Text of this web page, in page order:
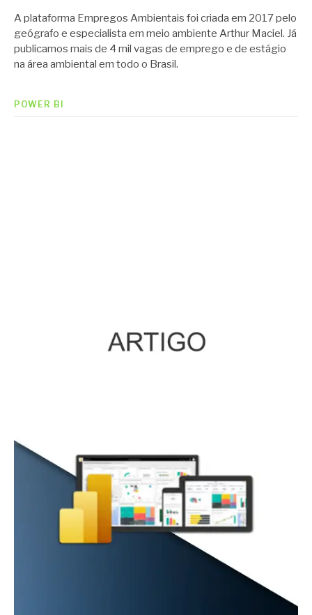
A plataforma Empregos Ambientais foi criada em 2017 pelo
geógrafo e especialista em meio ambiente Arthur Maciel. Já
publicamos mais de 4 mil vagas de emprego e de estágio
na área ambiental em todo o Brasil.
POWER BI